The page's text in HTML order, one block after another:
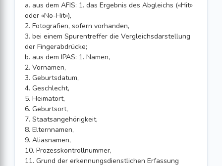
a. aus dem AFIS: 1. das Ergebnis des Abgleichs («Hit»
oder «No-Hit»),
2. Fotografien, sofern vorhanden,
3. bei einem Spurentreffer die Vergleichsdarstellung
der Fingerabdrücke;
b. aus dem IPAS: 1. Namen,
2. Vornamen,
3. Geburtsdatum,
4. Geschlecht,
5. Heimatort,
6. Geburtsort,
7. Staatsangehörigkeit,
8. Elternnamen,
9. Aliasnamen,
10. Prozesskontrollnummer,
11. Grund der erkennungsdienstlichen Erfassung